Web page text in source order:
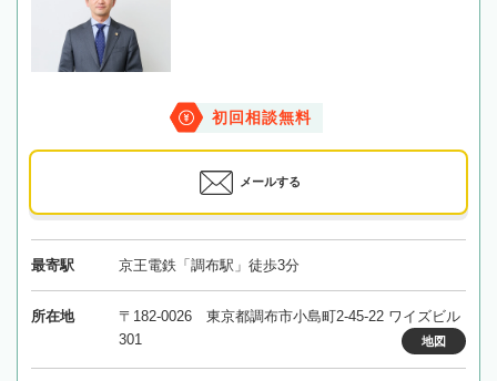
初回相談無料
メールする
最寄駅 京王電鉄「調布駅」徒歩3分
所在地
〒182-0026 東京都調布市小島町2-45-22 ワイズビル
301
地図